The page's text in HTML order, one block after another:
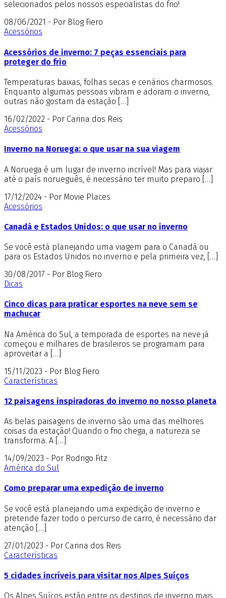
selecionados pelos nossos especialistas do frio!
08/06/2021 - Por Blog Fiero
Acessórios
Acessórios de inverno: 7 peças essenciais para
proteger do frio
Temperaturas baixas, folhas secas e cenários charmosos.
Enquanto algumas pessoas vibram e adoram o inverno,
outras não gostam da estação […]
16/02/2022 - Por Carina dos Reis
Acessórios
Inverno na Noruega: o que usar na sua viagem
A Noruega é um lugar de inverno incrível! Mas para viajar
até o país norueguês, é necessário ter muito preparo […]
17/12/2024 - Por Movie Places
Acessórios
Canadá e Estados Unidos: o que usar no inverno
Se você está planejando uma viagem para o Canadá ou
para os Estados Unidos no inverno e pela primeira vez, […]
30/08/2017 - Por Blog Fiero
Dicas
Cinco dicas para praticar esportes na neve sem se
machucar
Na América do Sul, a temporada de esportes na neve já
começou e milhares de brasileiros se programam para
aproveitar a […]
15/11/2023 - Por Blog Fiero
Características
12 paisagens inspiradoras do inverno no nosso planeta
As belas paisagens de inverno são uma das melhores
coisas da estação! Quando o frio chega, a natureza se
transforma. A […]
14/09/2023 - Por Rodrigo Fitz
América do Sul
Como preparar uma expedição de inverno
Se você está planejando uma expedição de inverno e
pretende fazer todo o percurso de carro, é necessário dar
atenção […]
27/01/2023 - Por Carina dos Reis
Características
5 cidades incríveis para visitar nos Alpes Suíços
Os Alpes Suíços estão entre os destinos de inverno mais